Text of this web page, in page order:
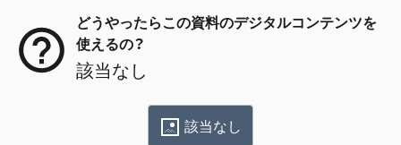
どうやったらこの資料のデジタルコンテンツを
使えるの？
該当なし
該当なし